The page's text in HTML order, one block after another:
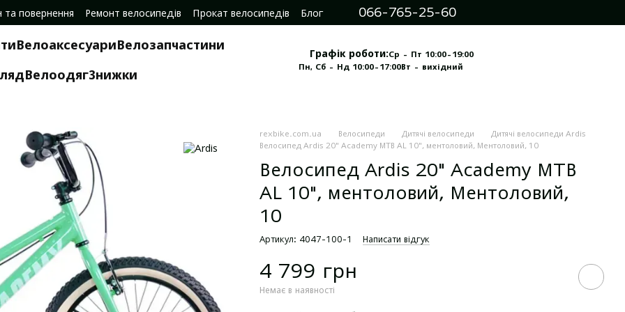
та повернення Ремонт велосипедів Прокат велосипедів
Блог
066-765-25-60
ВелоаксесуариВелозапчастини
ВелоодягЗнижки
Графік роботи:Ср - Пт 10:00-19:00
Пн, Сб - Нд 10:00-17:00Вт - вихідний
rexbike.com.ua Велосипеди Дитячі велосипеди
Дитячі велосипеди Ardis
Велосипед Ardis 20" Academy MTB AL 10", ментоловий, Ментоловий, 10
Велосипед Ardis 20" Academy MTB
AL 10", ментоловий, Ментоловий,
10
Артикул: 4047-100-1 Написати відгук
4 799 грн
Немає в наявності